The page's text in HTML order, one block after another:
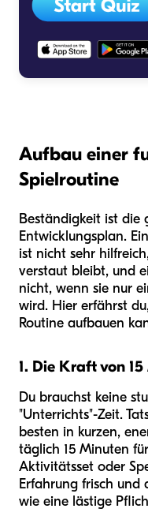
Aufbau einer
Spielroutine
Beständigkeit ist die
Entwicklungsplan.
ist nicht sehr
verstaut bleibt, und
nicht, wenn sie nur
wird. Hier erfährst
Routine aufbauen
1. Die Kraft von
Du brauchst keine
"Unterrichts"-Zeit.
besten in kurzen,
täglich 15 Minuten
Aktivitätsset oder
Erfahrung frisch
wie eine lästige